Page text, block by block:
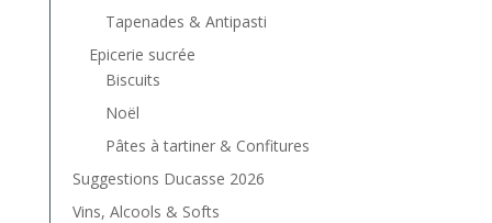
Tapenades & Antipasti
Epicerie sucrée
Biscuits
Noël
Pâtes à tartiner & Confitures
Suggestions Ducasse 2026
Vins, Alcools & Softs